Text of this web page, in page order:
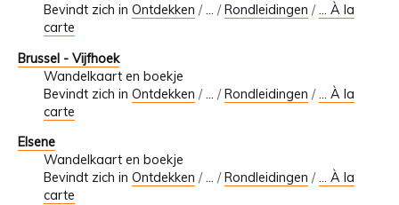
Bevindt zich in Ontdekken /… / Rondleidingen /... À la
carte
Brussel - Vijfhoek
Wandelkaart en boekje
Bevindt zich in Ontdekken /… /Rondleidingen /... À la
carte
Elsene
Wandelkaart en boekje
Bevindt zich in Ontdekken /… /Rondleidingen /... À la
carte